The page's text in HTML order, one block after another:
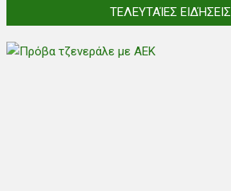
ΤΕΛΕΥΤΑΊΕΣ ΕΙΔΉΣΕΙΣ